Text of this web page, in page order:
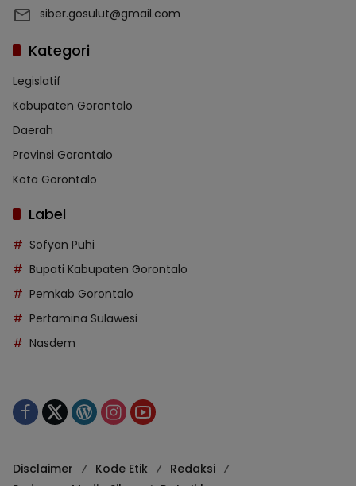
siber.gosulut@gmail.com
Kategori
Legislatif
Kabupaten Gorontalo
Daerah
Provinsi Gorontalo
Kota Gorontalo
Label
Sofyan Puhi
Bupati Kabupaten Gorontalo
Pemkab Gorontalo
Pertamina Sulawesi
Nasdem
Disclaimer Kode Etik
Redaksi